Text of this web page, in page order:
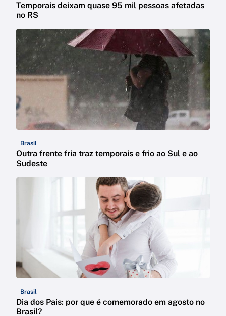
Temporais deixam quase 95 mil pessoas afetadas
no RS
Brasil
Outra frente fria traz temporais e frio ao Sul e ao
Sudeste
Brasil
Dia dos Pais: por que é comemorado em agosto no
Brasil?